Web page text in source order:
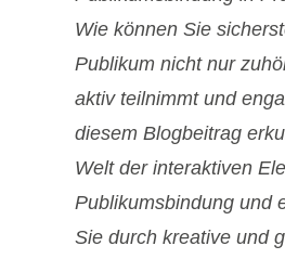
Wie können Sie
Publikum nicht nur
aktiv teilnimmt und
diesem Blogbeitrag
Welt der interaktiven
Publikumsbindung und
Sie durch kreative und